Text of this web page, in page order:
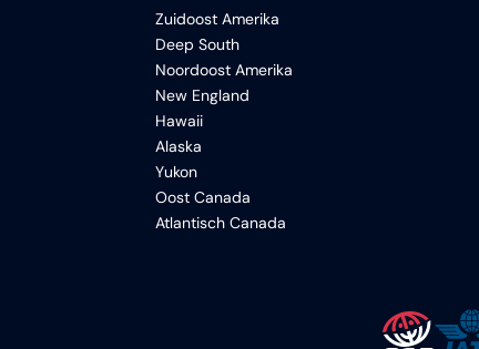
Zuidoost Amerika
Deep South
Noordoost Amerika
New England
Hawaii
Alaska
Yukon
Oost Canada
Atlantisch Canada